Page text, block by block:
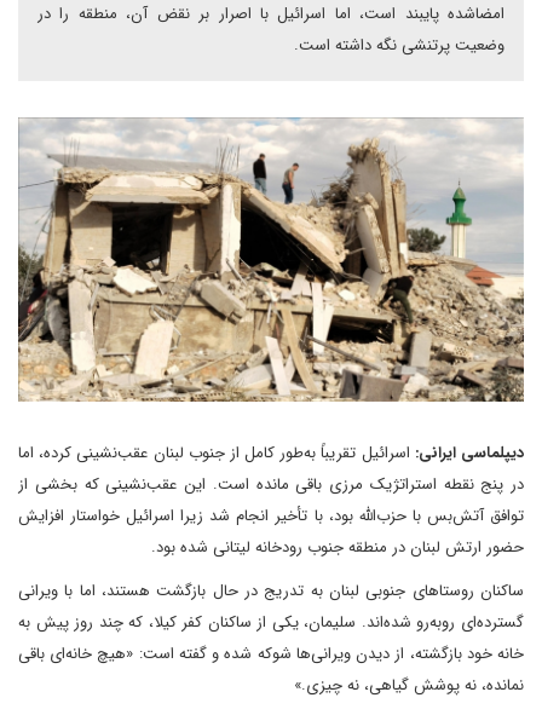
امضاشده پایبند است، اما اسرائیل با اصرار بر نقض آن، منطقه را در
وضعیت پرتنشی نگه داشته است.
دیپلماسی ایرانی: اسرائیل تقریباً به‌طور کامل از جنوب لبنان عقب‌نشینی کرده، اما
در پنج نقطه استراتژیک مرزی باقی مانده است. این عقب‌نشینی که بخشی از
توافق آتش‌بس با حزب‌الله بود، با تأخیر انجام شد زیرا اسرائیل خواستار افزایش
حضور ارتش لبنان در منطقه جنوب رودخانه لیتانی شده بود.
ساکنان روستاهای جنوبی لبنان به تدریج در حال بازگشت هستند، اما با ویرانی
گسترده‌ای روبه‌رو شده‌اند. سلیمان، یکی از ساکنان کفر کیلا، که چند روز پیش به
خانه خود بازگشته، از دیدن ویرانی‌ها شوکه شده و گفته است: «هیچ خانه‌ای باقی
نمانده، نه پوشش گیاهی، نه چیزی.»